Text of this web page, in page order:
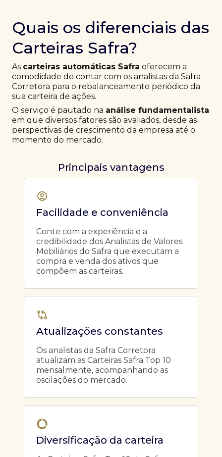
Quais os diferenciais das
Carteiras Safra?
As carteiras automáticas Safra oferecem a
comodidade de contar com os analistas da Safra
Corretora para o rebalanceamento periódico da
sua carteira de ações.
O serviço é pautado na análise fundamentalista
em que diversos fatores são avaliados, desde as
perspectivas de crescimento da empresa até o
momento do mercado.
Principais vantagens
Facilidade e conveniência
Conte com a experiência e a
credibilidade dos Analistas de Valores
Mobiliários do Safra que executam a
compra e venda dos ativos que
compõem as carteiras.
Atualizações constantes
Os analistas da Safra Corretora
atualizam as Carteiras Safra Top 10
mensalmente, acompanhando as
oscilações do mercado.
Diversificação da carteira